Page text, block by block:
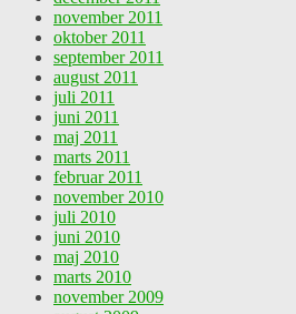
november 2011
oktober 2011
september 2011
august 2011
juli 2011
juni 2011
maj 2011
marts 2011
februar 2011
november 2010
juli 2010
juni 2010
maj 2010
marts 2010
november 2009